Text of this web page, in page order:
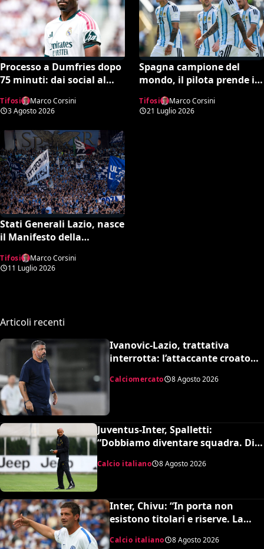
Processo a Dumfries dopo
75 minuti: dai social al
Real Madrid scoppia il
caso virale
Tifosi
Marco Corsini
3 Agosto 2026
Spagna campione del
mondo, il pilota prende in
giro i tifosi dell’Argentina
in volo: il video è virale
Tifosi
Marco Corsini
21 Luglio 2026
Stati Generali Lazio, nasce
il Manifesto della
polemica sulla scelta di
Gattuso
Tifosi
Marco Corsini
11 Luglio 2026
Articoli recenti
Ivanovic-Lazio, trattativa
interrotta: l’attaccante croato
Calciomercato 8 Agosto 2026
Juventus-Inter, Spalletti:
“Dobbiamo diventare squadra. Di
Gregorio? Cose che possono
capitare”
Calcio italiano 8 Agosto 2026
Inter, Chivu: “In porta non
esistono titolari e riserve. La
Calcio italiano 8 Agosto 2026